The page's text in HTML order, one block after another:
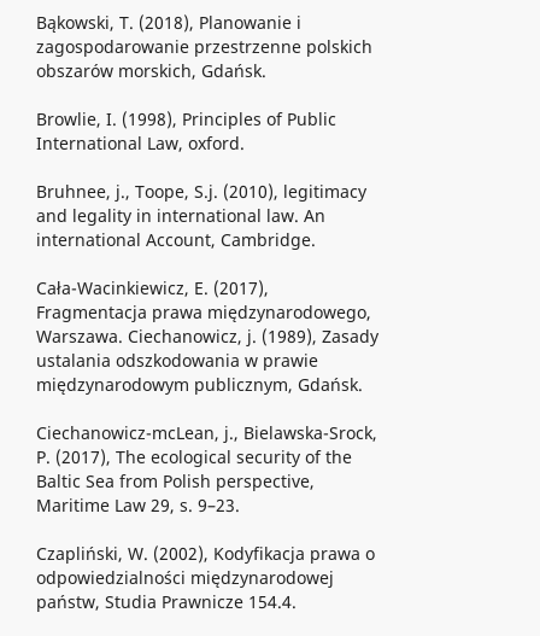
Bąkowski, T. (2018), Planowanie i
zagospodarowanie przestrzenne polskich
obszarów morskich, Gdańsk.
Browlie, I. (1998), Principles of Public
International Law, oxford.
Bruhnee, j., Toope, S.j. (2010), legitimacy
and legality in international law. An
international Account, Cambridge.
Cała-Wacinkiewicz, E. (2017),
Fragmentacja prawa międzynarodowego,
Warszawa. Ciechanowicz, j. (1989), Zasady
ustalania odszkodowania w prawie
międzynarodowym publicznym, Gdańsk.
Ciechanowicz-mcLean, j., Bielawska-Srock,
P. (2017), The ecological security of the
Baltic Sea from Polish perspective,
Maritime Law 29, s. 9–23.
Czapliński, W. (2002), Kodyfikacja prawa o
odpowiedzialności międzynarodowej
państw, Studia Prawnicze 154.4.